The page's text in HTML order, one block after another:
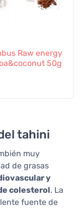
Raw energy
50g
tahini
muy
de grasas
y
colesterol. La
fuente de